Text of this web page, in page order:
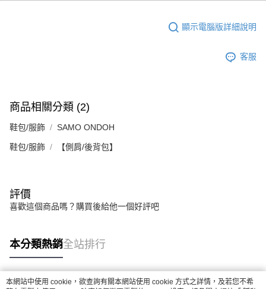
顯示電腦版詳細說明
客服
商品相關分類 (2)
鞋包/服飾 SAMO ONDOH
鞋包/服飾 【側肩/後背包】
評價
喜歡這個商品嗎？購買後給他一個好評吧
本分類熱銷全站排行
本網站中使用 cookie，欲查詢有關本網站使用 cookie 方式之詳情，及若您不希